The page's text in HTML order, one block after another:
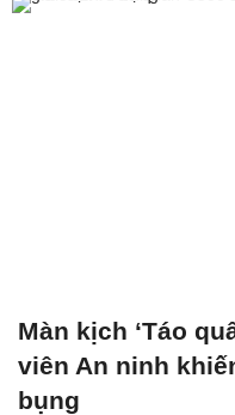
Màn kịch ‘Táo
viên An ninh
bụng